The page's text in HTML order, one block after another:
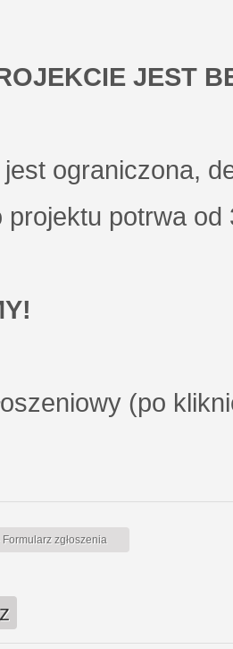
JEST
ograniczona,
projektu potrwa
(po
Formularz zgłoszenia